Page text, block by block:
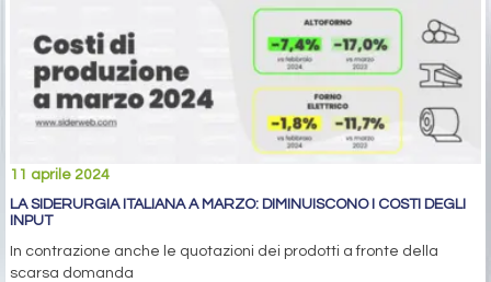
11 aprile 2024
LA SIDERURGIA ITALIANA A MARZO: DIMINUISCONO I COSTI DEGLI
INPUT
In contrazione anche le quotazioni dei prodotti a fronte della
scarsa domanda